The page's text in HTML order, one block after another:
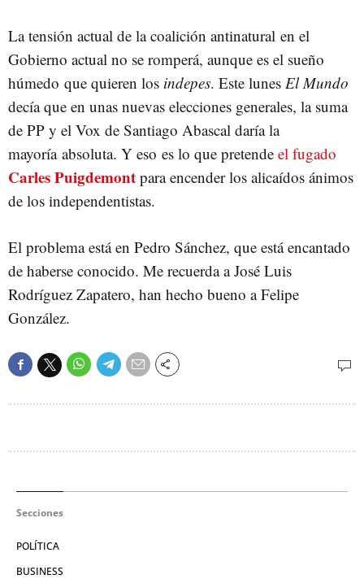
La tensión actual de la coalición antinatural en el
Gobierno actual no se romperá, aunque es el sueño
húmedo que quieren los indepes. Este lunes El Mundo
decía que en unas nuevas elecciones generales, la suma
de PP y el Vox de Santiago Abascal daría la
mayoría absoluta. Y eso es lo que pretende el fugado
Carles Puigdemont para encender los alicaídos ánimos
de los independentistas.
El problema está en Pedro Sánchez, que está encantado
de haberse conocido. Me recuerda a José Luis
Rodríguez Zapatero, han hecho bueno a Felipe
González.
Secciones
POLÍTICA
BUSINESS